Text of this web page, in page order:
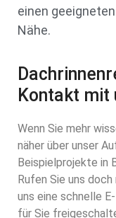
einen
Nähe.
Kontakt mit
Wenn Sie mehr
näher über unser
Beispielprojekte in
Rufen Sie uns
uns eine schnelle
für Sie